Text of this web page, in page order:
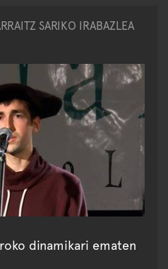
SARIKO IRABAZLEA
dinamikari ematen